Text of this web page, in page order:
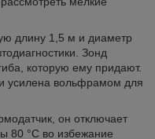
длину 1,5 м и диаметр
Зонд
которую ему придают.
усилена вольфрамом для
он отключает
80 °C во избежание